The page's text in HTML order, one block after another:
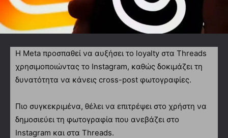
H Μeta προσπαθεί να αυξήσει το loyalty στα Threads
χρησιμοποιώντας το Instagram, καθώς δοκιμάζει τη
δυνατότητα να κάνεις cross-post φωτογραφίες.
Πιο συγκεκριμένα, θέλει να επιτρέψει στο χρήστη να
δημοσιεύει τη φωτογραφία που ανεβάζει στο
Instagram και στα Threads.